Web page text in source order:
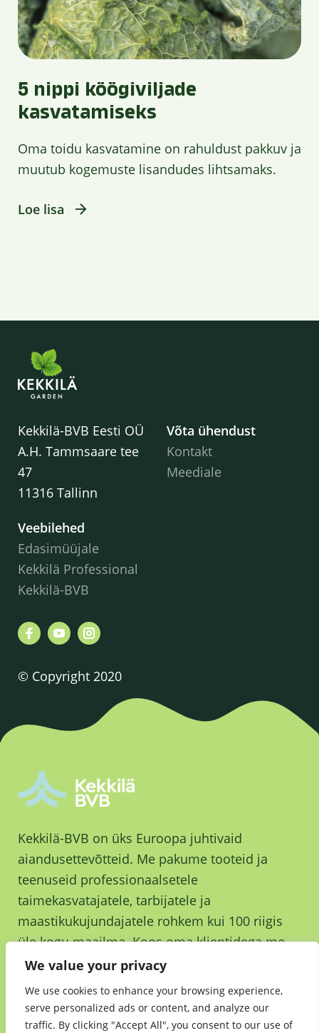
We value your privacy
We use cookies to enhance your browsing experience,
serve personalized ads or content, and analyze our
traffic. By clicking "Accept All", you consent to our use of
5 nippi köögiviljade
kasvatamiseks
Oma toidu kasvatamine on rahuldust pakkuv ja
muutub kogemuste lisandudes lihtsamaks.
Loe lisa
Kekkilä-BVB Eesti OÜ
A.H. Tammsaare tee
47
11316 Tallinn
Võta ühendust
Kontakt
Meediale
Veebilehed
Edasimüüjale
Kekkilä Professional
Kekkilä-BVB
© Copyright 2020
Kekkilä-BVB on üks Euroopa juhtivaid
aiandusettevõtteid. Me pakume tooteid ja
teenuseid professionaalsetele
taimekasvatajatele, tarbijatele ja
maastikukujundajatele rohkem kui 100 riigis
üle kogu maailma. Koos oma klientidega me
kasvame ja kasvatame parema tuleviku nimel.